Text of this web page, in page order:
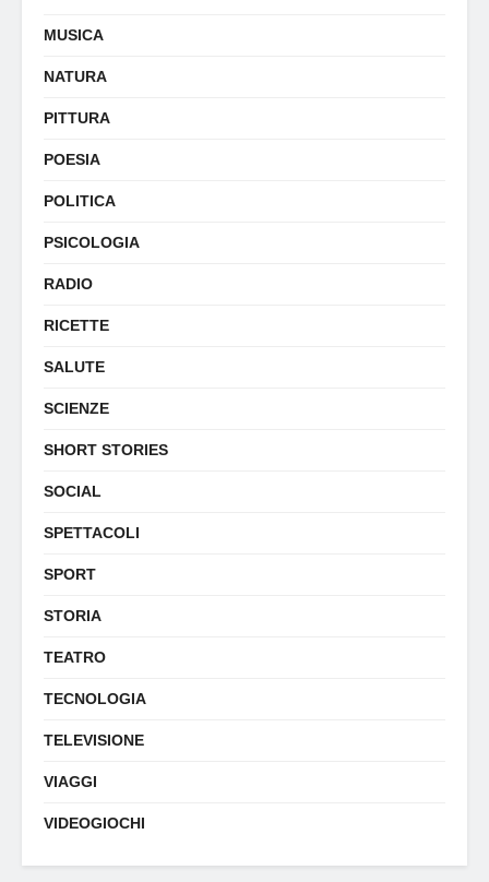
MUSICA
NATURA
PITTURA
POESIA
POLITICA
PSICOLOGIA
RADIO
RICETTE
SALUTE
SCIENZE
SHORT STORIES
SOCIAL
SPETTACOLI
SPORT
STORIA
TEATRO
TECNOLOGIA
TELEVISIONE
VIAGGI
VIDEOGIOCHI